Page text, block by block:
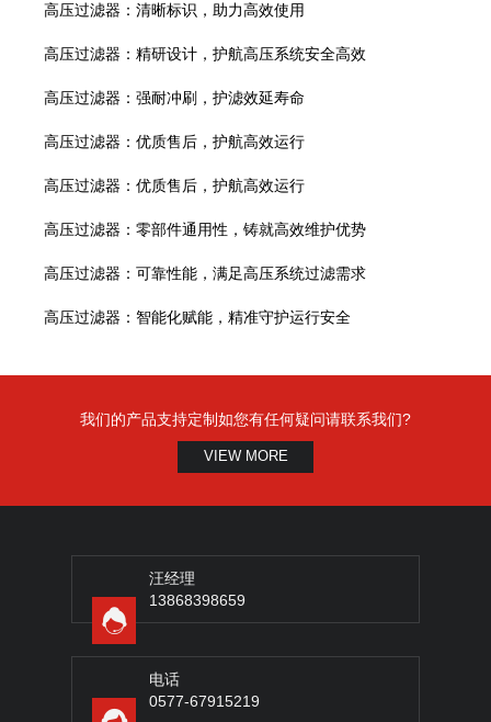
高压过滤器：清晰标识，助力高效使用
高压过滤器：精研设计，护航高压系统安全高效
高压过滤器：强耐冲刷，护滤效延寿命
高压过滤器：优质售后，护航高效运行
高压过滤器：优质售后，护航高效运行
高压过滤器：零部件通用性，铸就高效维护优势
高压过滤器：可靠性能，满足高压系统过滤需求
高压过滤器：智能化赋能，精准守护运行安全
我们的产品支持定制如您有任何疑问请联系我们?
VIEW MORE
汪经理
13868398659
电话
0577-67915219